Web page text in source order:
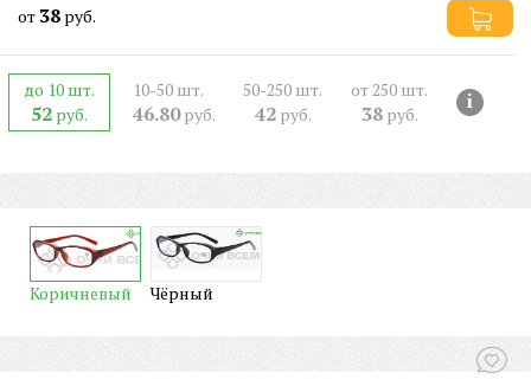
от 38 руб.
до 10 шт.
52руб.
10-50 шт.
46.80руб.
50-250 шт.
42руб.
от 250 шт.
38руб.
i
Коричневый Чёрный